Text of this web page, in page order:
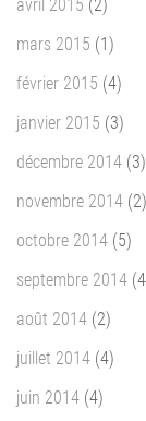
avril 2015 (2)
mars 2015 (1)
février 2015 (4)
janvier 2015 (3)
décembre 2014 (3)
novembre 2014 (2)
octobre 2014 (5)
septembre 2014
août 2014 (2)
juillet 2014 (4)
juin 2014 (4)